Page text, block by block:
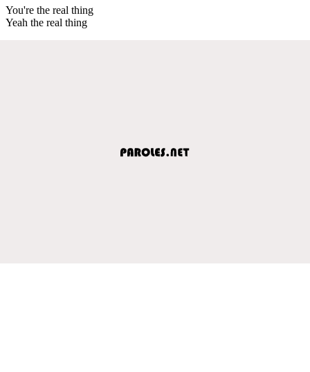
You're the real thing
Yeah the real thing